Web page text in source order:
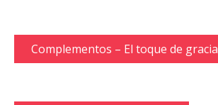
Complementos – El toque de gracia